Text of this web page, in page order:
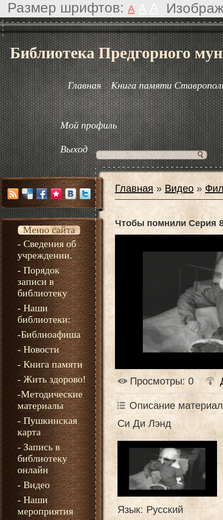
Размер шрифтов: A
Библиотека Предгорного
Главная Книга памяти
Мой профиль
Выход
Меню сайта
- Сведения об
учреждении.
- Порядок
записи в
библиотеку
- Наши
библиотеки:
-Библиоафиша
- Новости
- Книга памяти
- Жить здорово!
-Методические
материалы
- Пушкинская
карта
- Запись в
библиотеку
онлайн
- Видео
- Наши
мероприятия
Главная »Видео »
Чтобы помнили Серия
Просмотры: 0
Описание
Си Ди Лэнд
Язык: Русский